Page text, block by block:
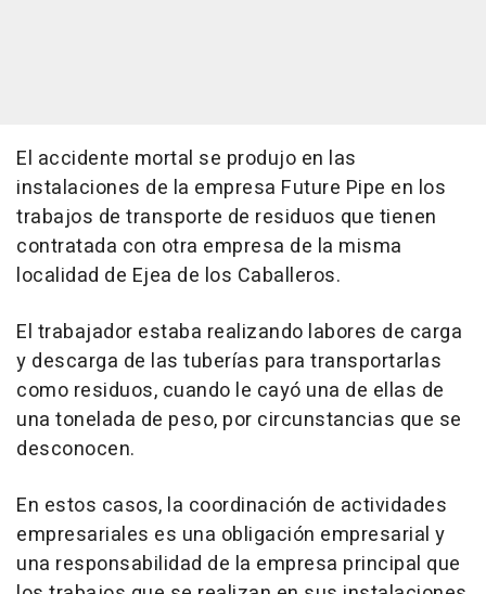
El accidente mortal se produjo en las
instalaciones de la empresa Future Pipe en los
trabajos de transporte de residuos que tienen
contratada con otra empresa de la misma
localidad de Ejea de los Caballeros.
El trabajador estaba realizando labores de carga
y descarga de las tuberías para transportarlas
como residuos, cuando le cayó una de ellas de
una tonelada de peso, por circunstancias que se
desconocen.
En estos casos, la coordinación de actividades
empresariales es una obligación empresarial y
una responsabilidad de la empresa principal que